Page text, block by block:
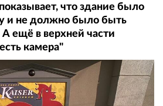
что здание было
и не должно было быть
ещё в верхней части
камера"